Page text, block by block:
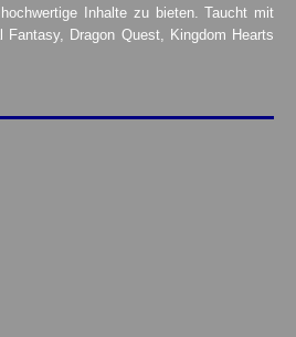
Inhalte zu bieten. Taucht mit
Dragon Quest, Kingdom Hearts